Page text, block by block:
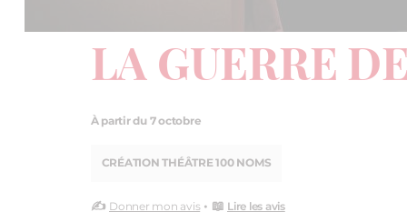
LA GUERRE
À partir du 7 octobre
CRÉATION THÉÂTRE 100 NOMS
✍️ Donner mon avis• 📖 Lire les avis